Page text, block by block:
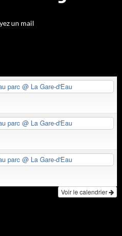
un mail
parc @ La Gare-d'Eau
parc @ La Gare-d'Eau
parc @ La Gare-d'Eau
Voir le calendrier